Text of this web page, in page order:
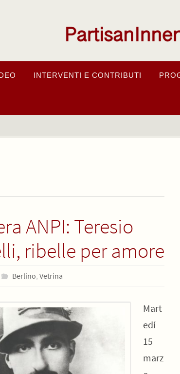
INTERVENTI E CONTRIBUTI
ANPI: Teresio
ribelle per amore
Berlino,Vetrina
Mart
edí
15
marz